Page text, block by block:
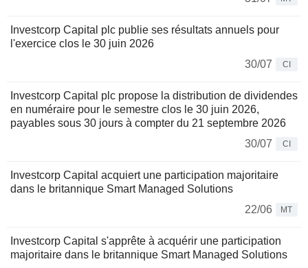
Investcorp Capital plc publie ses résultats annuels pour
l'exercice clos le 30 juin 2026
30/07
CI
Investcorp Capital plc propose la distribution de dividendes
en numéraire pour le semestre clos le 30 juin 2026,
payables sous 30 jours à compter du 21 septembre 2026
30/07
CI
Investcorp Capital acquiert une participation majoritaire
dans le britannique Smart Managed Solutions
22/06
MT
Investcorp Capital s'apprête à acquérir une participation
majoritaire dans le britannique Smart Managed Solutions